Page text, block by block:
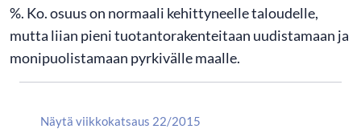
%. Ko. osuus on normaali kehittyneelle taloudelle,
mutta liian pieni tuotantorakenteitaan uudistamaan ja
monipuolistamaan pyrkivälle maalle.
Näytä viikkokatsaus 22/2015